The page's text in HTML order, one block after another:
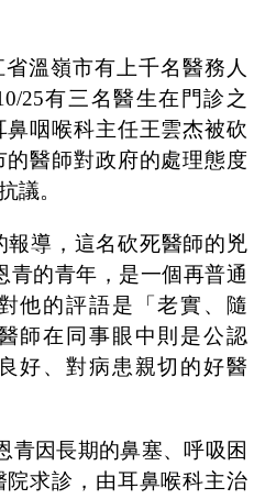
省溫嶺市有上千名醫務人
25有三名醫生在門診之
咽喉科主任王雲杰被砍
醫師對政府的處理態度
議。
報導，這名砍死醫師的兇
青的青年，是一個再普通
他的評語是「老實、隨
師在同事眼中則是公認
好、對病患親切的好醫
青因長期的鼻塞、呼吸困
求診，由耳鼻喉科主治